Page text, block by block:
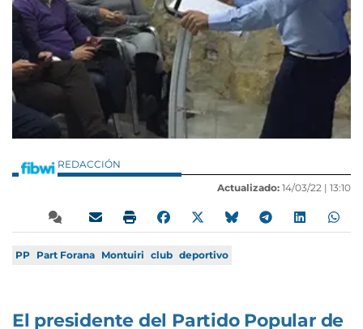
REDACCIÓN
Actualizado: 14/03/22 | 13:10
PP Part Forana Montuiri club deportivo
El presidente del Partido Popular de